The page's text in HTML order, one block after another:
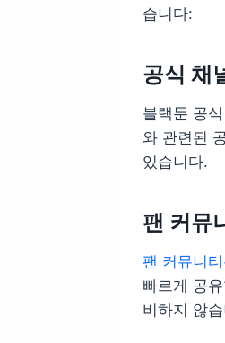
습니다:
공식 채
블랙툰 공
와 관련된
있습니다.
팬 커뮤
팬 커뮤니
빠르게 공
비하지 않